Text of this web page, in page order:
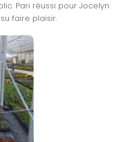
Pari réussi pour Jocelyn
faire plaisir.